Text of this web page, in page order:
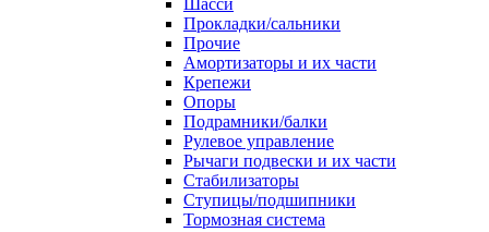
Шасси
Прокладки/сальники
Прочие
Амортизаторы и их части
Крепежи
Опоры
Подрамники/балки
Рулевое управление
Рычаги подвески и их части
Стабилизаторы
Ступицы/подшипники
Тормозная система